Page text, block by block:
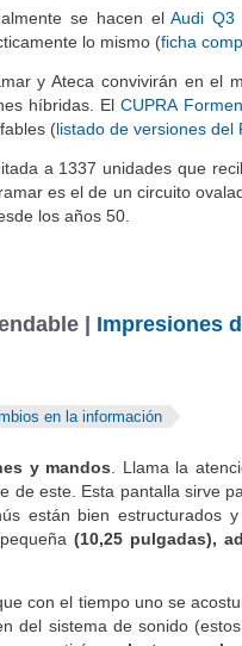
se hacen elAudi Q3
y Ateca convivirán en el
híbridas. ElCUPRA
a 1337 unidades que
es el de un circuito
| Impresiones
y mandos. Llama la
de este. Esta pantalla sirve
están bien estructurados y
con el tiempo uno se